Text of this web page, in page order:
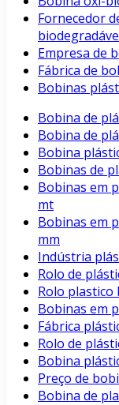
Fornecedor
Empresa de
Fábrica de
Bobinas
Bobina de
Bobina de
Bobina
Bobinas de
Bobinas em
mt
Bobinas em
mm
Indústria
Rolo de
Rolo plastico
Bobinas em
Fábrica
Rolo de
Bobina
Preço de
Bobina de